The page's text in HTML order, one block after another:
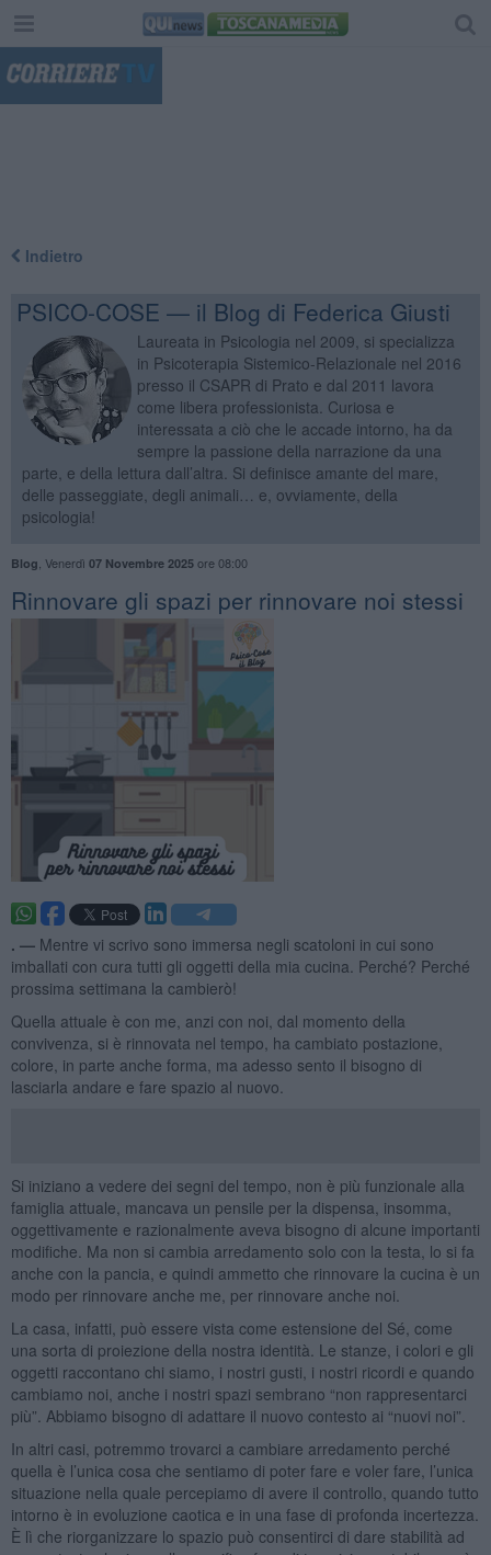
Indietro
PSICO-COSE — il Blog di Federica Giusti
Laureata in Psicologia nel 2009, si specializza
in Psicoterapia Sistemico-Relazionale nel 2016
presso il CSAPR di Prato e dal 2011 lavora
come libera professionista. Curiosa e
interessata a ciò che le accade intorno, ha da
sempre la passione della narrazione da una
parte, e della lettura dall’altra. Si definisce amante del mare,
delle passeggiate, degli animali… e, ovviamente, della
psicologia!
Blog Venerdì 07 Novembre 2025ore 08:00
​Rinnovare gli spazi per rinnovare noi stessi
. — Mentre vi scrivo sono immersa negli scatoloni in cui sono
imballati con cura tutti gli oggetti della mia cucina. Perché? Perché
prossima settimana la cambierò!
Quella attuale è con me, anzi con noi, dal momento della
convivenza, si è rinnovata nel tempo, ha cambiato postazione,
colore, in parte anche forma, ma adesso sento il bisogno di
lasciarla andare e fare spazio al nuovo.
Si iniziano a vedere dei segni del tempo, non è più funzionale alla
famiglia attuale, mancava un pensile per la dispensa, insomma,
oggettivamente e razionalmente aveva bisogno di alcune importanti
modifiche. Ma non si cambia arredamento solo con la testa, lo si fa
anche con la pancia, e quindi ammetto che rinnovare la cucina è un
modo per rinnovare anche me, per rinnovare anche noi.
La casa, infatti, può essere vista come estensione del Sé, come
una sorta di proiezione della nostra identità. Le stanze, i colori e gli
oggetti raccontano chi siamo, i nostri gusti, i nostri ricordi e quando
cambiamo noi, anche i nostri spazi sembrano “non rappresentarci
più”. Abbiamo bisogno di adattare il nuovo contesto ai “nuovi noi”.
In altri casi, potremmo trovarci a cambiare arredamento perché
quella è l’unica cosa che sentiamo di poter fare e voler fare, l’unica
situazione nella quale percepiamo di avere il controllo, quando tutto
intorno è in evoluzione caotica e in una fase di profonda incertezza.
È lì che riorganizzare lo spazio può consentirci di dare stabilità ad